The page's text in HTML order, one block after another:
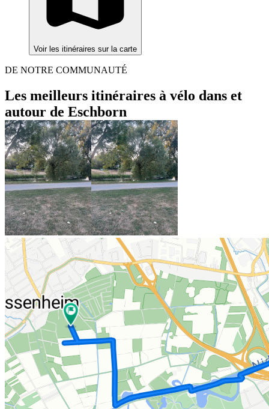
Voir les itinéraires sur la carte
DE NOTRE COMMUNAUTÉ
Les meilleurs itinéraires à vélo dans et
autour de Eschborn